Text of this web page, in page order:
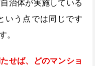
治体が実施している
いう点では同じです
。
せば、どのマンショ